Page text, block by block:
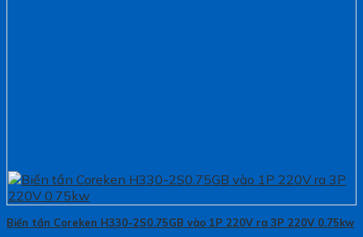
Biến tần Coreken H330-2S0.75GB vào 1P 220V ra 3P 220V 0.75kw